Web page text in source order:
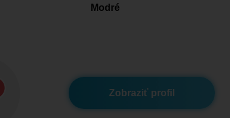
Modré
Zobraziť profil